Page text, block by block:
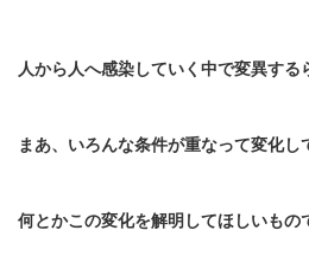
人から人へ感染していく中で変異する
まあ、いろんな条件が重なって変化し
何とかこの変化を解明してほしいもの